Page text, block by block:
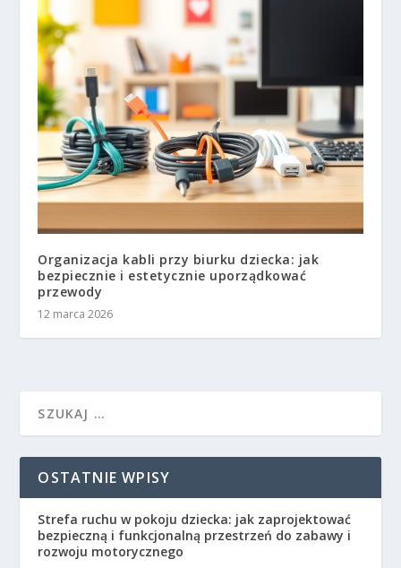
Organizacja kabli przy biurku dziecka: jak
bezpiecznie i estetycznie uporządkować
przewody
12 marca 2026
OSTATNIE WPISY
Strefa ruchu w pokoju dziecka: jak zaprojektować
bezpieczną i funkcjonalną przestrzeń do zabawy i
rozwoju motorycznego